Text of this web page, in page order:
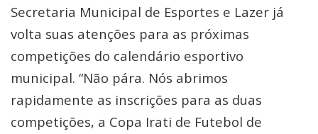
Secretaria Municipal de Esportes e Lazer já
volta suas atenções para as próximas
competições do calendário esportivo
municipal. “Não pára. Nós abrimos
rapidamente as inscrições para as duas
competições, a Copa Irati de Futebol de